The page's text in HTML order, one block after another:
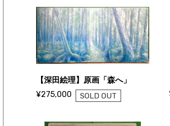
【深田絵理】原画「森へ」
¥275,000 SOLD OUT